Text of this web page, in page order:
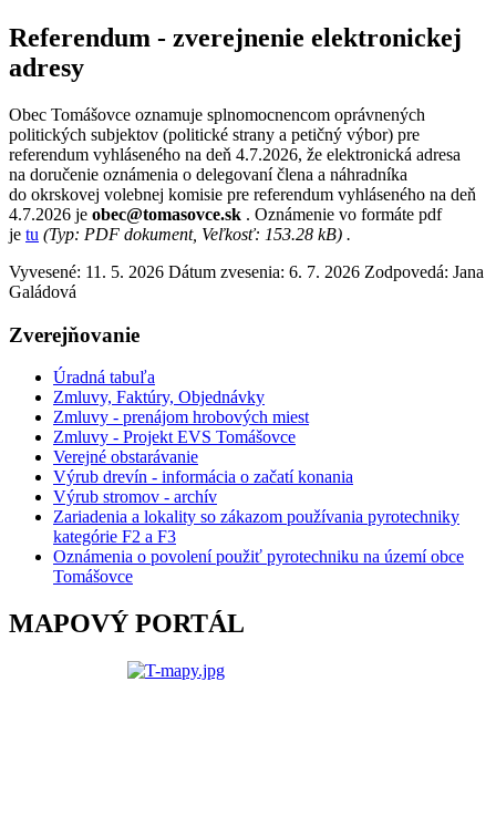
Referendum - zverejnenie elektronickej
adresy
Obec Tomášovce oznamuje splnomocnencom oprávnených
politických subjektov (politické strany a petičný výbor) pre
referendum vyhláseného na deň 4.7.2026, že elektronická adresa
na doručenie oznámenia o delegovaní člena a náhradníka
do okrskovej volebnej komisie pre referendum vyhláseného na deň
4.7.2026 je obec@tomasovce.sk . Oznámenie vo formáte pdf
je tu (Typ: PDF dokument, Veľkosť: 153.28 kB) .
Vyvesené: 11. 5. 2026 Dátum zvesenia: 6. 7. 2026 Zodpovedá: Jana
Galádová
Zverejňovanie
Úradná tabuľa
Zmluvy, Faktúry, Objednávky
Zmluvy - prenájom hrobových miest
Zmluvy - Projekt EVS Tomášovce
Verejné obstarávanie
Výrub drevín - informácia o začatí konania
Výrub stromov - archív
Zariadenia a lokality so zákazom používania pyrotechniky
kategórie F2 a F3
Oznámenia o povolení použiť pyrotechniku na území obce
Tomášovce
MAPOVÝ PORTÁL